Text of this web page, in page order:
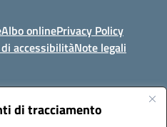
di tracciamento
Albo onlinePrivacy Policy
accessibilitàNote legali